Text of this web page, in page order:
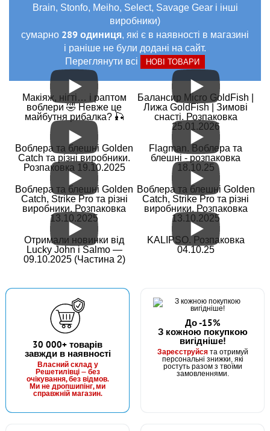
Brain, Stonfo, Meiho, Select, Savage Gear і інші
виробники)
сумарно 289 одиниця, які є в наявності в магазині
і раніше не були додані на сайт.
Переглянути всі
НОВІ ТОВАРИ
Макіяж, нігті… і раптом
воблери 🤣 Невже це
майбутня рибалка? 🎣
Балансир Micro GoldFish |
Лижа GoldFish | Зимові
снасті. Розпаковка
25.01.2026
Воблера та блешні Golden
Catch та різні виробники.
Розпаковка 19.10.2025
Flagman. Воблера та
блешні - розпаковка
18.10.25
Воблера та блешні Golden
Catch, Strike Pro та різні
виробники. Розпаковка
13.10.2025
Воблера та блешні Golden
Catch, Strike Pro та різні
виробники. Розпаковка
13.10.2025
Отримали новинки від
Lucky John і Salmo —
09.10.2025 (Частина 2)
KALIPSO. Розпаковка
04.10.25
30 000+ товарів
завжди в наявності
Власний склад у
Решетилівці — без
очікування, без відмов.
Ми не дропшипінг, ми
справжній магазин.
До -15%
З кожною покупкою
вигідніше!
Зареєструйсята отримуй
персональні знижки, які
ростуть разом з твоїми
замовленнями.